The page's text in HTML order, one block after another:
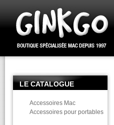
LE CATALOGUE
Accessoires Mac
Accessoires pour portables